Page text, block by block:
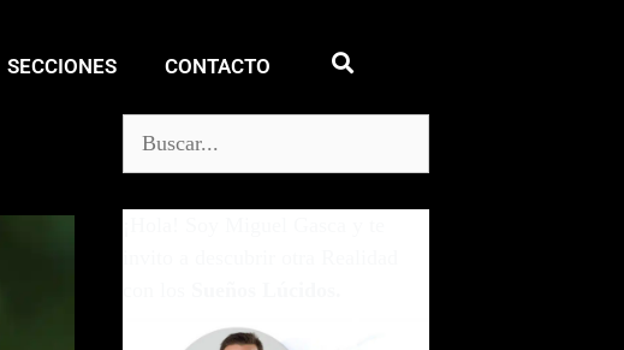
SECCIONES CONTACTO